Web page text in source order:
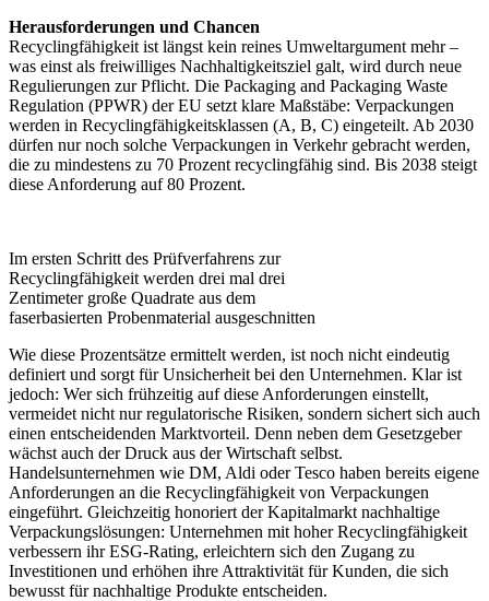
Herausforderungen und Chancen
Recyclingfähigkeit ist längst kein reines Umweltargument mehr –
was einst als freiwilliges Nachhaltigkeitsziel galt, wird durch neue
Regulierungen zur Pflicht. Die Packaging and Packaging Waste
Regulation (PPWR) der EU setzt klare Maßstäbe: Verpackungen
werden in Recyclingfähigkeitsklassen (A, B, C) eingeteilt. Ab 2030
dürfen nur noch solche Verpackungen in Verkehr gebracht werden,
die zu mindestens zu 70 Prozent recyclingfähig sind. Bis 2038 steigt
diese Anforderung auf 80 Prozent.
Im ersten Schritt des Prüfverfahrens zur
Recyclingfähigkeit werden drei mal drei
Zentimeter große Quadrate aus dem
faserbasierten Probenmaterial ausgeschnitten
Wie diese Prozentsätze ermittelt werden, ist noch nicht eindeutig
definiert und sorgt für Unsicherheit bei den Unternehmen. Klar ist
jedoch: Wer sich frühzeitig auf diese Anforderungen einstellt,
vermeidet nicht nur regulatorische Risiken, sondern sichert sich auch
einen entscheidenden Marktvorteil. Denn neben dem Gesetzgeber
wächst auch der Druck aus der Wirtschaft selbst.
Handelsunternehmen wie DM, Aldi oder Tesco haben bereits eigene
Anforderungen an die Recyclingfähigkeit von Verpackungen
eingeführt. Gleichzeitig honoriert der Kapitalmarkt nachhaltige
Verpackungslösungen: Unternehmen mit hoher Recyclingfähigkeit
verbessern ihr ESG-Rating, erleichtern sich den Zugang zu
Investitionen und erhöhen ihre Attraktivität für Kunden, die sich
bewusst für nachhaltige Produkte entscheiden.